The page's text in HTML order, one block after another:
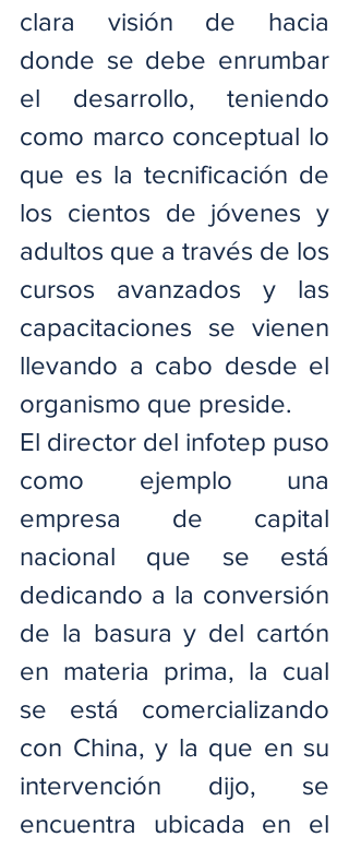
clara visión de hacia
donde se debe enrumbar
el desarrollo, teniendo
como marco conceptual lo
que es la tecnificación de
los cientos de jóvenes y
adultos que a través de los
cursos avanzados y las
capacitaciones se vienen
llevando a cabo desde el
organismo que preside.
El director del infotep puso
como ejemplo una
empresa de capital
nacional que se está
dedicando a la conversión
de la basura y del cartón
en materia prima, la cual
se está comercializando
con China, y la que en su
intervención dijo, se
encuentra ubicada en el